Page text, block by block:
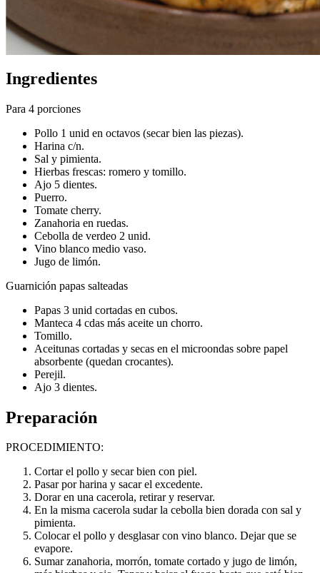
Ingredientes
Para 4 porciones
Pollo 1 unid en octavos (secar bien las piezas).
Harina c/n.
Sal y pimienta.
Hierbas frescas: romero y tomillo.
Ajo 5 dientes.
Puerro.
Tomate cherry.
Zanahoria en ruedas.
Cebolla de verdeo 2 unid.
Vino blanco medio vaso.
Jugo de limón.
Guarnición papas salteadas
Papas 3 unid cortadas en cubos.
Manteca 4 cdas más aceite un chorro.
Tomillo.
Aceitunas cortadas y secas en el microondas sobre papel
absorbente (quedan crocantes).
Perejil.
Ajo 3 dientes.
Preparación
PROCEDIMIENTO:
Cortar el pollo y secar bien con piel.
Pasar por harina y sacar el excedente.
Dorar en una cacerola, retirar y reservar.
En la misma cacerola sudar la cebolla bien dorada con sal y
pimienta.
Colocar el pollo y desglasar con vino blanco. Dejar que se
evapore.
Sumar zanahoria, morrón, tomate cortado y jugo de limón,